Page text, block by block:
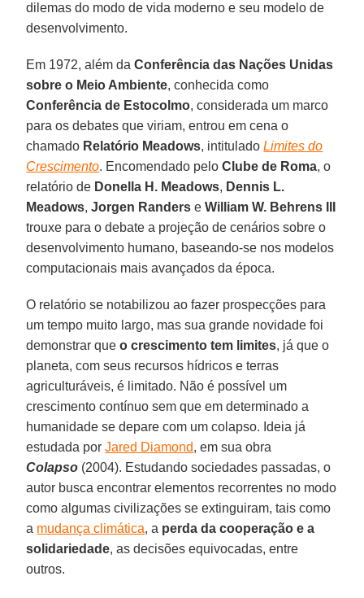
dilemas do modo de vida moderno e seu modelo de
desenvolvimento.
Em 1972, além daConferência das Nações Unidas
sobre o Meio Ambiente, conhecida como
Conferência de Estocolmo, considerada um marco
para os debates que viriam, entrou em cena o
chamado Relatório Meadows, intituladoLimites do
Crescimento. Encomendado peloClube de Roma, o
relatório de Donella H. Meadows, Dennis L.
Meadows,Jorgen Randers eWilliam W. Behrens III
trouxe para o debate a projeção de cenários sobre o
desenvolvimento humano, baseando-se nos modelos
computacionais mais avançados da época.
O relatório se notabilizou ao fazer prospecções para
um tempo muito largo, mas sua grande novidade foi
demonstrar queo crescimento tem limites, já que o
planeta, com seus recursos hídricos e terras
agriculturáveis, é limitado. Não é possível um
crescimento contínuo sem que em determinado a
humanidade se depare com um colapso. Ideia já
estudada porJared Diamond, em sua obra
Colapso (2004). Estudando sociedades passadas, o
autor busca encontrar elementos recorrentes no modo
como algumas civilizações se extinguiram, tais como
a mudança climática, a perda da cooperação e a
solidariedade, as decisões equivocadas, entre
outros.